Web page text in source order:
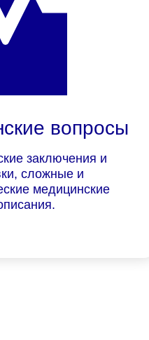
вопросы
заключения и
сложные и
медицинские